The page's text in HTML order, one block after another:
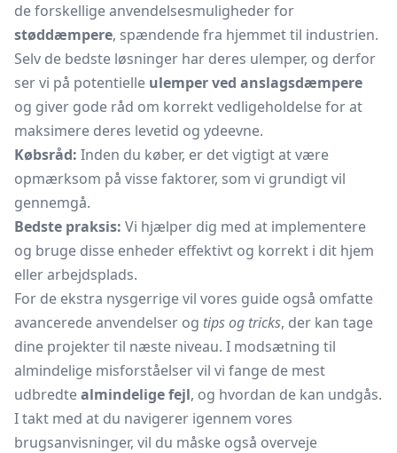
de forskellige anvendelsesmuligheder for
støddæmpere, spændende fra hjemmet til industrien.
Selv de bedste løsninger har deres ulemper, og derfor
ser vi på potentielle ulemper ved anslagsdæmpere
og giver gode råd om korrekt vedligeholdelse for at
maksimere deres levetid og ydeevne.
Købsråd: Inden du køber, er det vigtigt at være
opmærksom på visse faktorer, som vi grundigt vil
gennemgå.
Bedste praksis: Vi hjælper dig med at implementere
og bruge disse enheder effektivt og korrekt i dit hjem
eller arbejdsplads.
For de ekstra nysgerrige vil vores guide også omfatte
avancerede anvendelser og tips og tricks, der kan tage
dine projekter til næste niveau. I modsætning til
almindelige misforståelser vil vi fange de mest
udbredtealmindelige fejl, og hvordan de kan undgås.
I takt med at du navigerer igennem vores
brugsanvisninger, vil du måske også overveje